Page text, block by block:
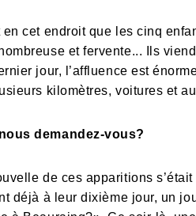
en cet endroit que les cinq
et fervente... Ils
jour, l’affluence est
kilomètres, voitures et
demandez-vous?
de ces apparitions
déjà à leur dixième jour, un